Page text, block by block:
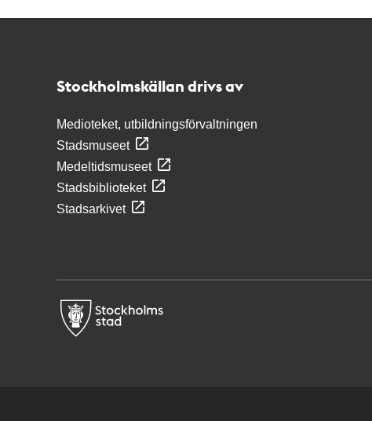
Stockholmskällan drivs av
Medioteket, utbildningsförvaltningen
Stadsmuseet
Medeltidsmuseet
Stadsbiblioteket
Stadsarkivet